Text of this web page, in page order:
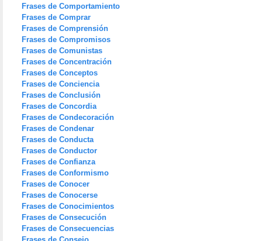
Frases de Comportamiento
Frases de Comprar
Frases de Comprensión
Frases de Compromisos
Frases de Comunistas
Frases de Concentración
Frases de Conceptos
Frases de Conciencia
Frases de Conclusión
Frases de Concordia
Frases de Condecoración
Frases de Condenar
Frases de Conducta
Frases de Conductor
Frases de Confianza
Frases de Conformismo
Frases de Conocer
Frases de Conocerse
Frases de Conocimientos
Frases de Consecución
Frases de Consecuencias